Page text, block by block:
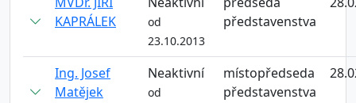
KAPRÁLEK
od
23.10.2013
představenstva
Ing. Josef
Matějek
Neaktivní
od
místopředseda
představenstva